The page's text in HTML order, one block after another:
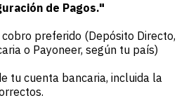
de Pagos."
preferido (Depósito Directo,
o Payoneer, según tu país)
tu cuenta bancaria, incluida la